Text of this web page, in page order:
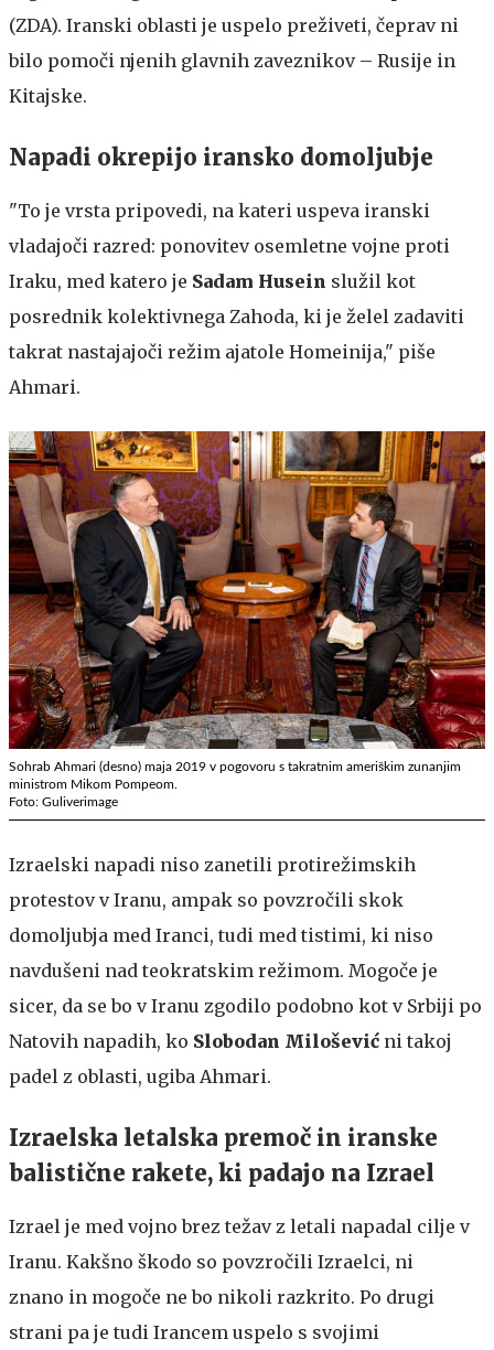
(ZDA). Iranski oblasti je uspelo preživeti, čeprav ni
bilo pomoči njenih glavnih zaveznikov – Rusije in
Kitajske.
Napadi okrepijo iransko domoljubje
"To je vrsta pripovedi, na kateri uspeva iranski
vladajoči razred: ponovitev osemletne vojne proti
Iraku, med katero je Sadam Husein služil kot
posrednik kolektivnega Zahoda, ki je želel zadaviti
takrat nastajajoči režim ajatole Homeinija," piše
Ahmari.
Sohrab Ahmari (desno) maja 2019 v pogovoru s takratnim ameriškim zunanjim
ministrom Mikom Pompeom.
Foto: Guliverimage
Izraelski napadi niso zanetili protirežimskih
protestov v Iranu, ampak so povzročili skok
domoljubja med Iranci, tudi med tistimi, ki niso
navdušeni nad teokratskim režimom. Mogoče je
sicer, da se bo v Iranu zgodilo podobno kot v Srbiji po
Natovih napadih, ko Slobodan Milošević ni takoj
padel z oblasti, ugiba Ahmari.
Izraelska letalska premoč in iranske
balistične rakete, ki padajo na Izrael
Izrael je med vojno brez težav z letali napadal cilje v
Iranu. Kakšno škodo so povzročili Izraelci, ni
znano in mogoče ne bo nikoli razkrito. Po drugi
strani pa je tudi Irancem uspelo s svojimi